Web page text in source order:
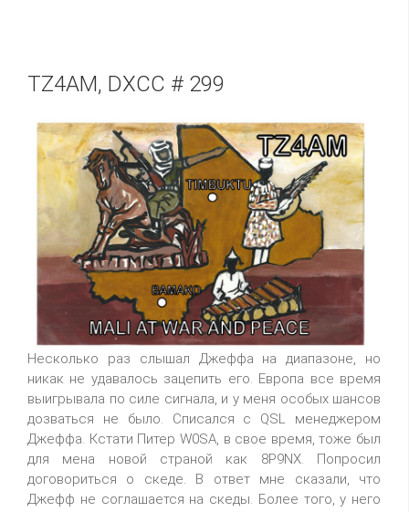
TZ4AM, DXCC # 299
Несколько раз слышал Джеффа на диапазоне, но
никак не удавалось зацепить его. Европа все время
выигрывала по силе сигнала, и у меня особых шансов
дозваться не было. Списался с QSL менеджером
Джеффа. Кстати Питер W0SA, в свое время, тоже был
для мена новой страной как 8P9NX. Попросил
договориться о скеде. В ответ мне сказали, что
Джефф не соглашается на скеды. Более того, у него